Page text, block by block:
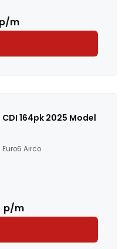
p/m
164pk 2025 Model
Euro6 Airco
p/m